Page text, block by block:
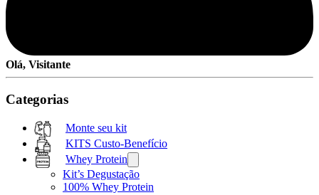
Olá, Visitante
Categorias
Monte seu kit
KITS Custo-Benefício
Whey Protein
Kit’s Degustação
100% Whey Protein